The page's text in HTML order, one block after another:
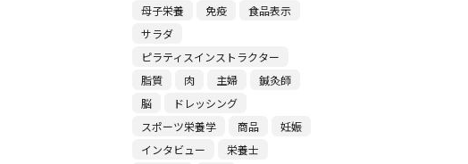
母子栄養
免疫
食品表示
サラダ
ピラティスインストラクター
脂質
肉 主婦
鍼灸師
脳
ドレッシング
スポーツ栄養学
商品
妊娠
インタビュー
栄養士